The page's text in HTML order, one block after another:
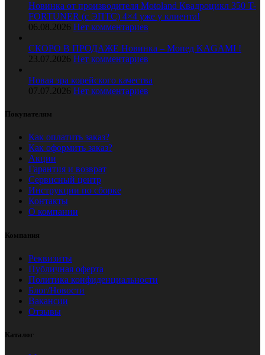
Новинка от производителя Motoland Квадроцикл 350 T-
FORTUNER (с ЭПТС) 4×4 уже у клиента!
06.08.2026 Нет комментариев
СКОРО В ПРОДАЖЕ Новинка – Мопед KAGAMI !
23.07.2026 Нет комментариев
Новая эра корейского качества
07.07.2026 Нет комментариев
Покупателям
Как оплатить заказ?
Как оформить заказ?
Акции
Гарантия и возврат
Сервисный центр
Инструкции по сборке
Контакты
О компании
Компания
Реквизиты
Публичная оферта
Политика конфиденциальности
Блог/Новости
Вакансии
Отзывы
Каталог